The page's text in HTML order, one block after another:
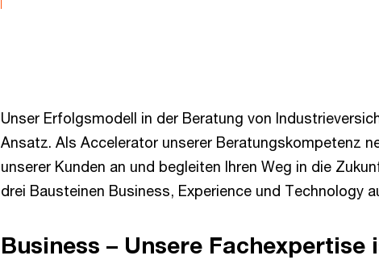
Unser Erfolgsmodell in der Beratung von
Ansatz. Als Accelerator unserer Beratungskompetenz
unserer Kunden an und begleiten Ihren Weg in die
drei Bausteinen Business, Experience und Technology
Business – Unsere